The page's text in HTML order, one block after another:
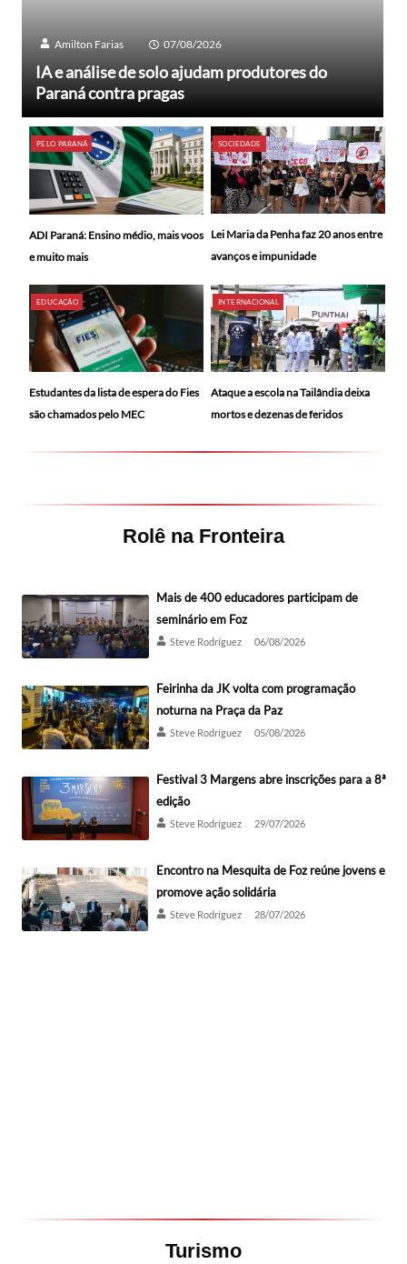
Amilton Farias 07/08/2026
IA e análise de solo ajudam produtores do
Paraná contra pragas
PELO PARANÁ
ADI Paraná: Ensino médio, mais voos
e muito mais
SOCIEDADE
Lei Maria da Penha faz 20 anos entre
avanços e impunidade
EDUCAÇÃO
Estudantes da lista de espera do Fies
são chamados pelo MEC
INTERNACIONAL
Ataque a escola na Tailândia deixa
mortos e dezenas de feridos
Rolê na Fronteira
Mais de 400 educadores participam de
seminário em Foz
Steve Rodríguez 06/08/2026
Feirinha da JK volta com programação
noturna na Praça da Paz
Steve Rodríguez 05/08/2026
Festival 3 Margens abre inscrições para a 8ª
edição
Steve Rodríguez 29/07/2026
Encontro na Mesquita de Foz reúne jovens e
promove ação solidária
Steve Rodríguez 28/07/2026
Turismo